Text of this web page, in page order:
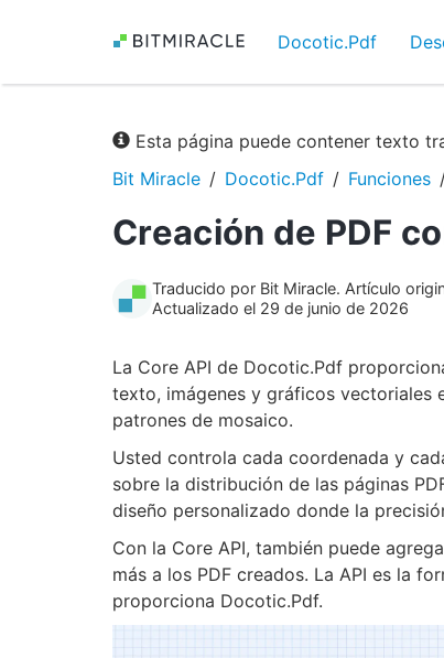
Docotic.Pdf
Esta página puede contener texto
Bit Miracle
Docotic.Pdf Funciones
Creación de PDF
Traducido por Bit Miracle. Artículo
Actualizado el 29 de junio de 2026
La Core API de Docotic.Pdf
texto, imágenes y gráficos vectoriales
patrones de mosaico.
Usted controla cada coordenada y
sobre la distribución de las páginas
diseño personalizado donde la
Con la Core API, también puede
más a los PDF creados. La API es la
proporciona Docotic.Pdf.